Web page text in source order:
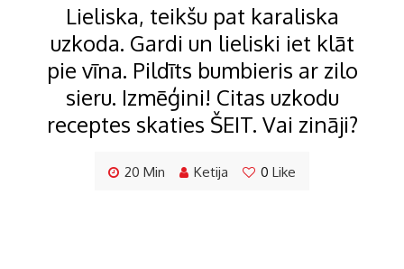
Lieliska, teikšu pat karaliska
uzkoda. Gardi un lieliski iet klāt
pie vīna. Pildīts bumbieris ar zilo
sieru. Izmēģini! Citas uzkodu
receptes skaties ŠEIT. Vai zināji?
20 Min Ketija 0 Like